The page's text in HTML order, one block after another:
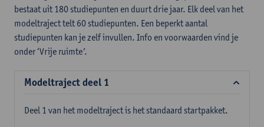
bestaat uit 180 studiepunten en duurt drie jaar. Elk deel van het
modeltraject telt 60 studiepunten. Een beperkt aantal
studiepunten kan je zelf invullen. Info en voorwaarden vind je
onder ‘Vrije ruimte’.
Modeltraject deel 1
Deel 1 van het modeltraject is het standaard startpakket.